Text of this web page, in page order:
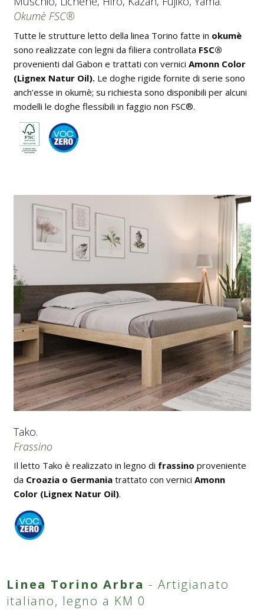
Okumè FSC®
Tutte le strutture letto della linea Torino fatte in okumè
sono realizzate con legni da filiera controllata FSC®
provenienti dal Gabon e trattati con vernici Amonn Color
(Lignex Natur Oil).Le doghe rigide fornite di serie sono
anch’esse in okumè; su richiesta sono disponibili per alcuni
modelli le doghe flessibili in faggio non FSC®.
Tako.
Frassino
Il letto Tako è realizzato in legno di frassino proveniente
da Croazia o Germaniatrattato con vernici Amonn
Color (Lignex Natur Oil).
Linea Torino Arbra - Artigianato
italiano, legno a KM 0